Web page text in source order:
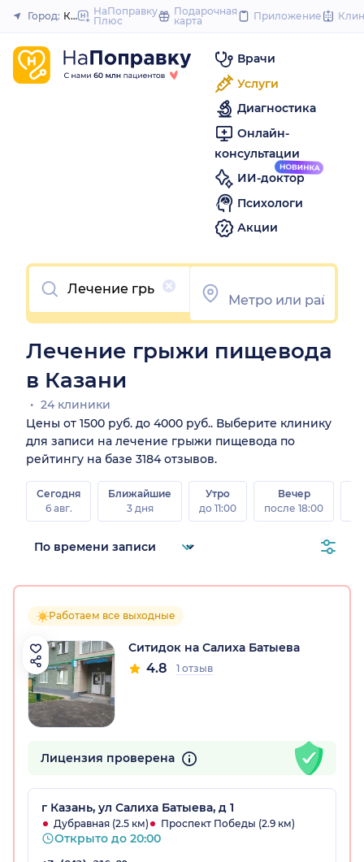
to
Закрыть
Город: КазаньНаПоправку
Плюс
Подарочная
карта
Приложение
Врачи
Услуги
Диагностика
Онлайн-
консультации
ИИ-доктор
Психологи
Акции
Очистить
Лечение грыжи пищевода
в Казани
24 клиники
Цены от 1500 руб. до 4000 руб.. Выберите клинику
для записи на лечение грыжи пищевода по
рейтингу на базе 3184 отзывов.
Сегодня
6 авг.
Ближайшие
3 дня
Утро
до 11:00
Вечер
после 18:00
Работаем все выходные
Ситидок на Салиха Батыева
4.8 1 отзыв
Лицензия проверена
г Казань, ул Салиха Батыева, д 1
Дубравная (2.5 км) Проспект Победы (2.9 км)
Открыто до 20:00